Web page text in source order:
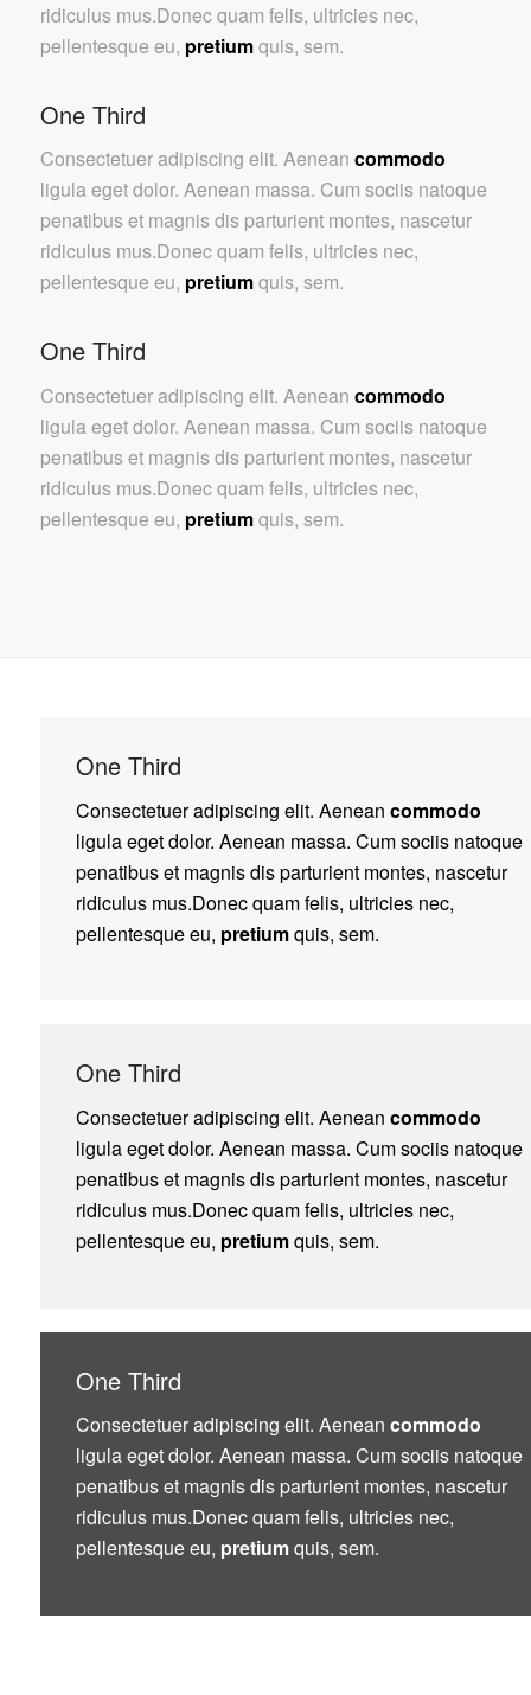
ridiculus mus.Donec quam felis, ultricies nec,
pellentesque eu, pretiumquis, sem.
One Third
Consectetuer adipiscing elit. Aenean commodo
ligula eget dolor. Aenean massa. Cum sociis natoque
penatibus et magnis dis parturient montes, nascetur
ridiculus mus.Donec quam felis, ultricies nec,
pellentesque eu, pretiumquis, sem.
One Third
Consectetuer adipiscing elit. Aenean commodo
ligula eget dolor. Aenean massa. Cum sociis natoque
penatibus et magnis dis parturient montes, nascetur
ridiculus mus.Donec quam felis, ultricies nec,
pellentesque eu, pretiumquis, sem.
One Third
Consectetuer adipiscing elit. Aenean commodo
ligula eget dolor. Aenean massa. Cum sociis natoque
penatibus et magnis dis parturient montes, nascetur
ridiculus mus.Donec quam felis, ultricies nec,
pellentesque eu, pretiumquis, sem.
One Third
Consectetuer adipiscing elit. Aenean commodo
ligula eget dolor. Aenean massa. Cum sociis natoque
penatibus et magnis dis parturient montes, nascetur
ridiculus mus.Donec quam felis, ultricies nec,
pellentesque eu, pretiumquis, sem.
One Third
Consectetuer adipiscing elit. Aenean commodo
ligula eget dolor. Aenean massa. Cum sociis natoque
penatibus et magnis dis parturient montes, nascetur
ridiculus mus.Donec quam felis, ultricies nec,
pellentesque eu, pretiumquis, sem.